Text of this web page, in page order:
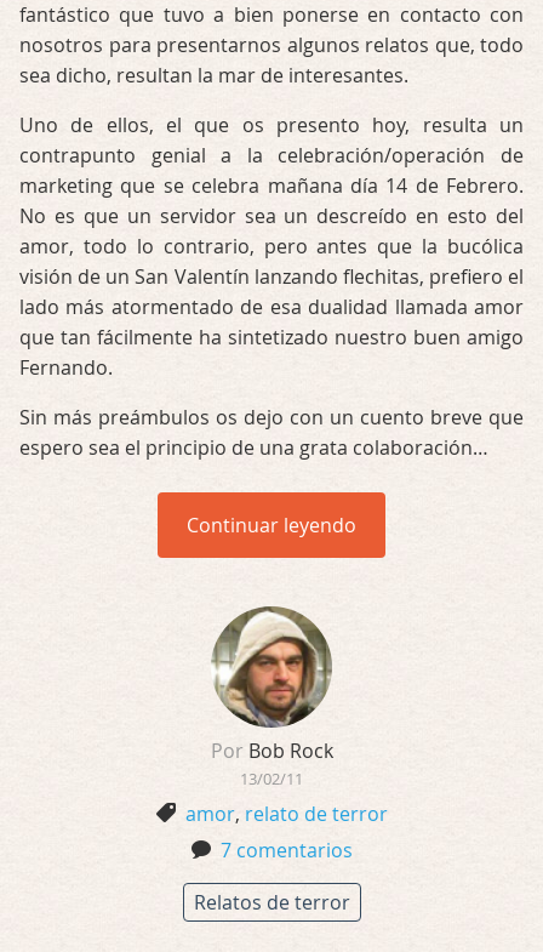
fantástico que tuvo a bien ponerse en contacto con
nosotros para presentarnos algunos relatos que, todo
sea dicho, resultan la mar de interesantes.
Uno de ellos, el que os presento hoy, resulta un
contrapunto genial a la celebración/operación de
marketing que se celebra mañana día 14 de Febrero.
No es que un servidor sea un descreído en esto del
amor, todo lo contrario, pero antes que la bucólica
visión de un San Valentín lanzando flechitas, prefiero el
lado más atormentado de esa dualidad llamada amor
que tan fácilmente ha sintetizado nuestro buen amigo
Fernando.
Sin más preámbulos os dejo con un cuento breve que
espero sea el principio de una grata colaboración…
Continuar leyendo
Por Bob Rock
13/02/11
amor, relato de terror
7 comentarios
Relatos de terror